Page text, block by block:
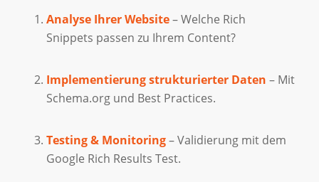
Analyse Ihrer Website– Welche Rich
Snippets passen zu Ihrem Content?
Implementierung strukturierter Daten – Mit
Schema.org und Best Practices.
Testing & Monitoring– Validierung mit dem
Google Rich Results Test.